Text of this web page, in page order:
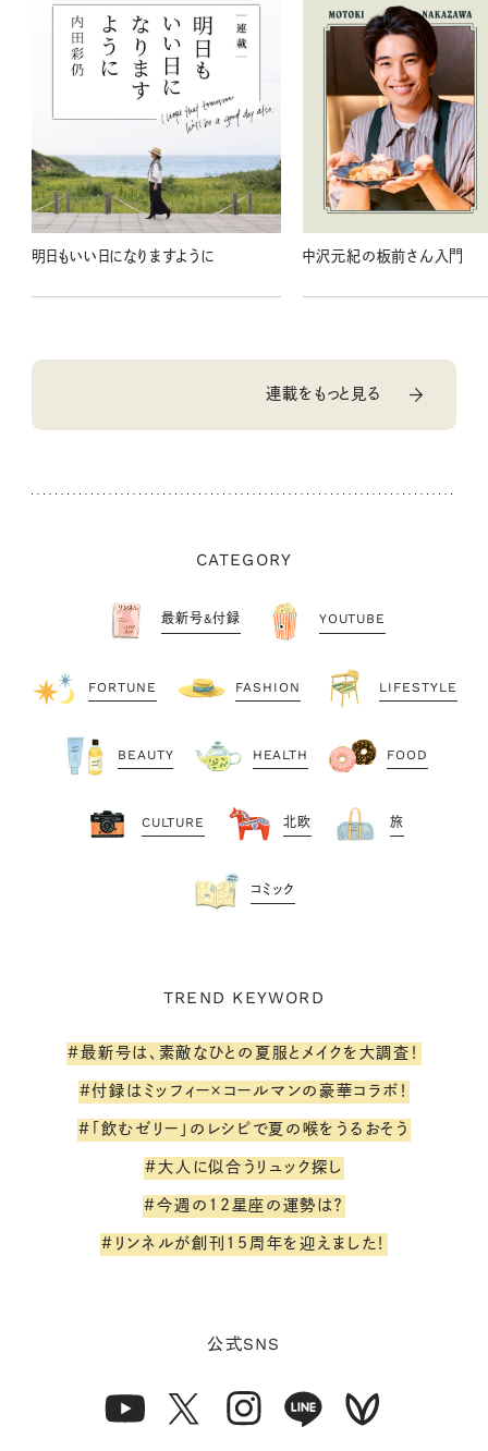
明日もいい日になりますように 中沢元紀の板前さん入門
連載をもっと見る
CATEGORY
最新号&付録 YOUTUBE
FORTUNE FASHION LIFESTYLE
BEAUTY HEALTH FOOD
CULTURE 北欧 旅
コミック
TREND KEYWORD
#最新号は、素敵なひとの夏服とメイクを大調査！
#付録はミッフィー×コールマンの豪華コラボ！
#「飲むゼリー」のレシピで夏の喉をうるおそう
#大人に似合うリュック探し
#今週の12星座の運勢は？
#リンネルが創刊15周年を迎えました！
公式SNS